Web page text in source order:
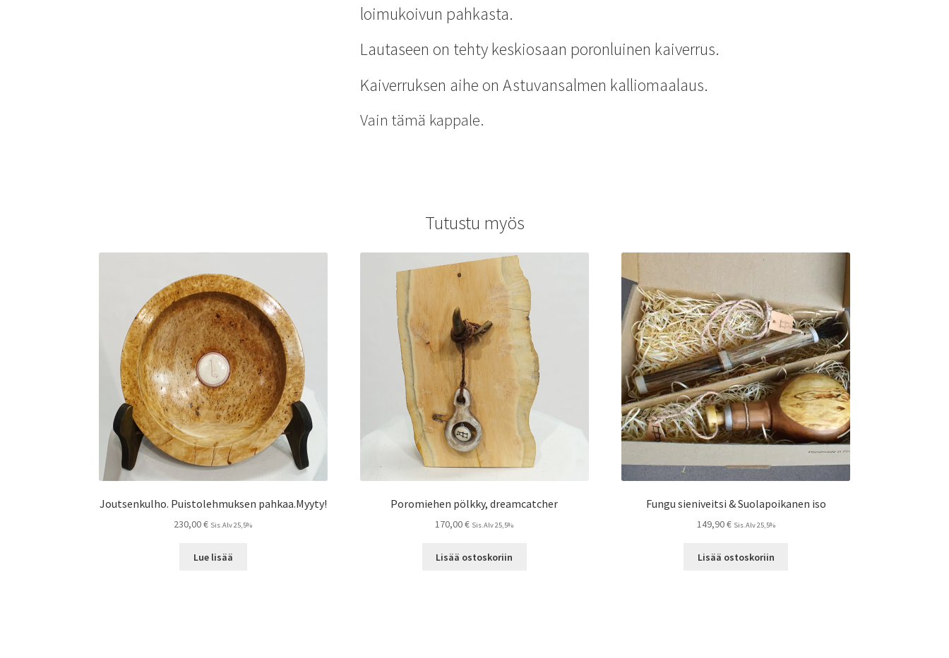
loimukoivun pahkasta.
Lautaseen on tehty keskiosaan poronluinen kaiverrus.
Kaiverruksen aihe on Astuvansalmen kalliomaalaus.
Vain tämä kappale.
Tutustu myös
Joutsenkulho. Puistolehmuksen pahkaa.Myyty!
230,00€ Sis.Alv 25,5%
Lue lisää
Poromiehen pölkky, dreamcatcher
170,00€ Sis.Alv 25,5%
Lisää ostoskoriin
Fungu sieniveitsi & Suolapoikanen iso
149,90€ Sis.Alv 25,5%
Lisää ostoskoriin